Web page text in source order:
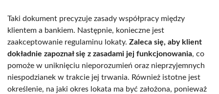
Taki dokument precyzuje zasady współpracy między
klientem a bankiem. Następnie, konieczne jest
zaakceptowanie regulaminu lokaty. Zaleca się, aby klient
dokładnie zapoznał się z zasadami jej funkcjonowania, co
pomoże w uniknięciu nieporozumień oraz nieprzyjemnych
niespodzianek w trakcie jej trwania. Również istotne jest
określenie, na jaki okres lokata ma być założona, ponieważ